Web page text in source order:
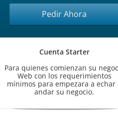
Pedir Ahora
Cuenta Starter
Para quienes comienzan su
Web con los requerimientos
mínimos para empezara a echar
andar su negocio.